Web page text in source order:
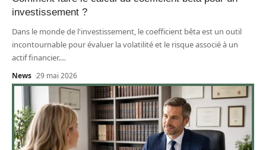
investissement ?
Dans le monde de l'investissement, le coefficient bêta est un outil
incontournable pour évaluer la volatilité et le risque associé à un
actif financier.…
News 29 mai 2026